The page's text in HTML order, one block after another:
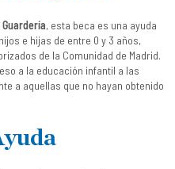
, esta beca es una ayuda
e hijas de entre 0 y 3 años,
de la Comunidad de Madrid.
a la educación infantil a las
a aquellas que no hayan obtenido